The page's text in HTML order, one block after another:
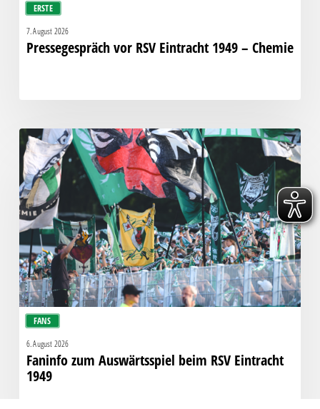
ERSTE
7. August 2026
Pressegespräch vor RSV Eintracht 1949 – Chemie
FANS
Faninfo
zum
Auswärtsspiel
beim
RSV
Eintracht
6. August 2026
Faninfo zum Auswärtsspiel beim RSV Eintracht
1949